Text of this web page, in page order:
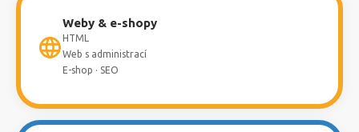
Weby & e-shopy
HTML
Web s administrací
E-shop · SEO